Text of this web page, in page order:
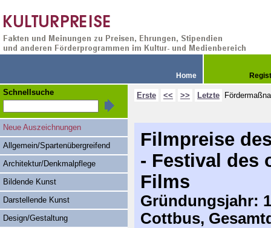
Home
Erste << >> Letzte
Filmpreise
- Festival des
Films
Gründungsjahr:
Cottbus,
Schnellsuche
Neue Auszeichnungen
Allgemein/Spartenübergreifend
Architektur/Denkmalpflege
Bildende Kunst
Darstellende Kunst
Design/Gestaltung